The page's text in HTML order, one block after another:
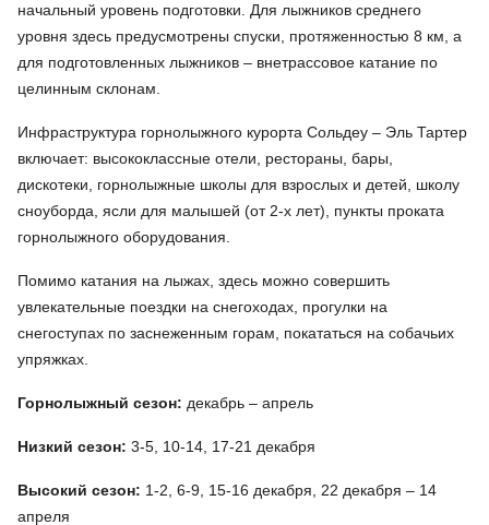
начальный уровень подготовки. Для лыжников среднего
уровня здесь предусмотрены спуски, протяженностью 8 км, а
для подготовленных лыжников – внетрассовое катание по
целинным склонам.
Инфраструктура горнолыжного курорта Сольдеу – Эль Тартер
включает: высококлассные отели, рестораны, бары,
дискотеки, горнолыжные школы для взрослых и детей, школу
сноуборда, ясли для малышей (от 2-х лет), пункты проката
горнолыжного оборудования.
Помимо катания на лыжах, здесь можно совершить
увлекательные поездки на снегоходах, прогулки на
снегоступах по заснеженным горам, покататься на собачьих
упряжках.
Горнолыжный сезон: декабрь – апрель
Низкий сезон: 3-5, 10-14, 17-21 декабря
Высокий сезон: 1-2, 6-9, 15-16 декабря, 22 декабря – 14
апреля